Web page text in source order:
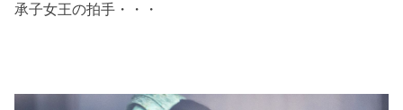
承子女王の拍手・・・